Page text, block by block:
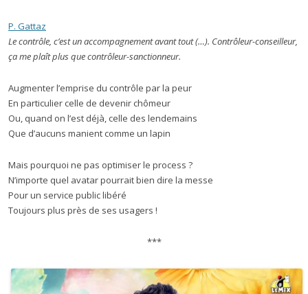
P. Gattaz
Le contrôle, c’est un accompagnement avant tout (…). Contrôleur-conseilleur,
ça me plaît plus que contrôleur-sanctionneur.
Augmenter l’emprise du contrôle par la peur
En particulier celle de devenir chômeur
Ou, quand on l’est déjà, celle des lendemains
Que d’aucuns manient comme un lapin
Mais pourquoi ne pas optimiser le process ?
N’importe quel avatar pourrait bien dire la messe
Pour un service public libéré
Toujours plus près de ses usagers !
***